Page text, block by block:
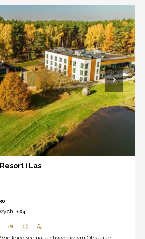
i Las
104
na zachwycającym Obszarze